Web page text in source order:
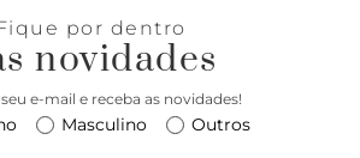
por dentro
novidades
e-mail e receba as novidades!
Masculino Outros